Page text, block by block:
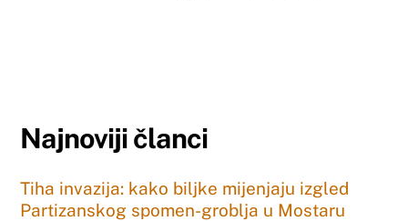
Najnoviji članci
Tiha invazija: kako biljke mijenjaju izgled
Partizanskog spomen-groblja u Mostaru